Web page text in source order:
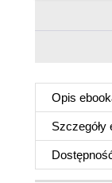
Opis
Szczegóły